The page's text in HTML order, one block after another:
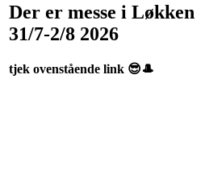
Der er messe i Løkken
31/7-2/8 2026
tjek ovenstående link 😎🎩